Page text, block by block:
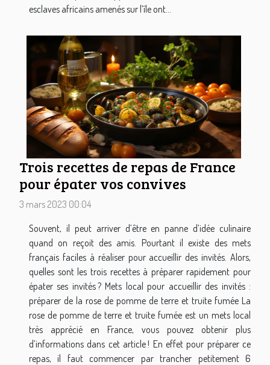
esclaves africains amenés sur l’île ont...
Trois recettes de repas de France
pour épater vos convives
3 mars 2023 00:04
Souvent, il peut arriver d’être en panne d’idée culinaire
quand on reçoit des amis. Pourtant il existe des mets
français faciles à réaliser pour accueillir des invités. Alors,
quelles sont les trois recettes à préparer rapidement pour
épater ses invités ? Mets local pour accueillir des invités :
préparer de la rose de pomme de terre et truite fumée La
rose de pomme de terre et truite fumée est un mets local
très apprécié en France, vous pouvez obtenir plus
d’informations dans cet article ! En effet pour préparer ce
repas, il faut commencer par trancher petitement 6